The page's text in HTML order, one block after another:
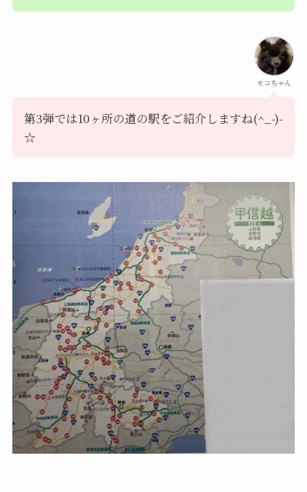
モコちゃん
第3弾では10ヶ所の道の駅をご紹介しますね(^_-)-
☆